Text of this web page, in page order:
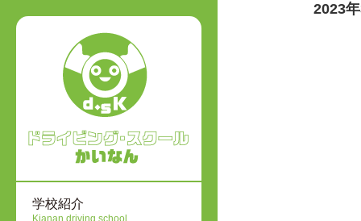
学校紹介
Kianan driving school
2023年